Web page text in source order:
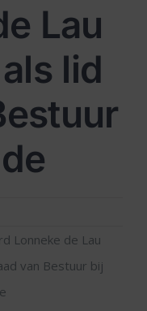
Lau
lid
Lonneke de Lau
van Bestuur bij